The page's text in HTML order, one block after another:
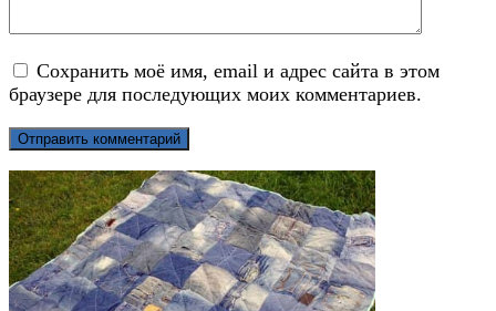
Сохранить моё имя, email и адрес сайта в этом
браузере для последующих моих комментариев.